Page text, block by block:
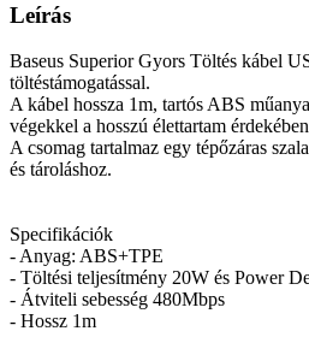
Leírás
Baseus Superior Gyors Töltés kábel
töltéstámogatással.
A kábel hossza 1m, tartós ABS
végekkel a hosszú élettartam
A csomag tartalmaz egy tépőzáras
és tároláshoz.
Specifikációk
- Anyag: ABS+TPE
- Töltési teljesítmény 20W és Power
- Átviteli sebesség 480Mbps
- Hossz 1m